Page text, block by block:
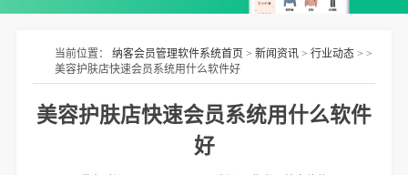
当前位置： 纳客会员管理软件系统首页> 新闻资讯> 行业动态> >
美容护肤店快速会员系统用什么软件好
美容护肤店快速会员系统用什么软件
好